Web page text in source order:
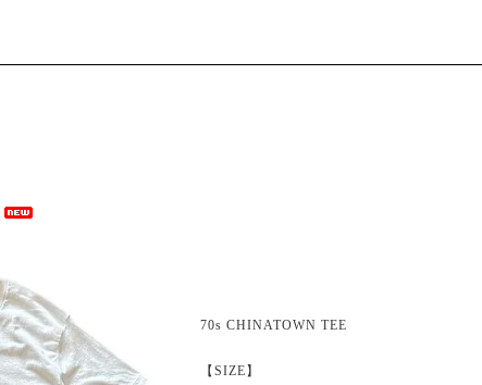
70s CHINATOWN TEE
【SIZE】